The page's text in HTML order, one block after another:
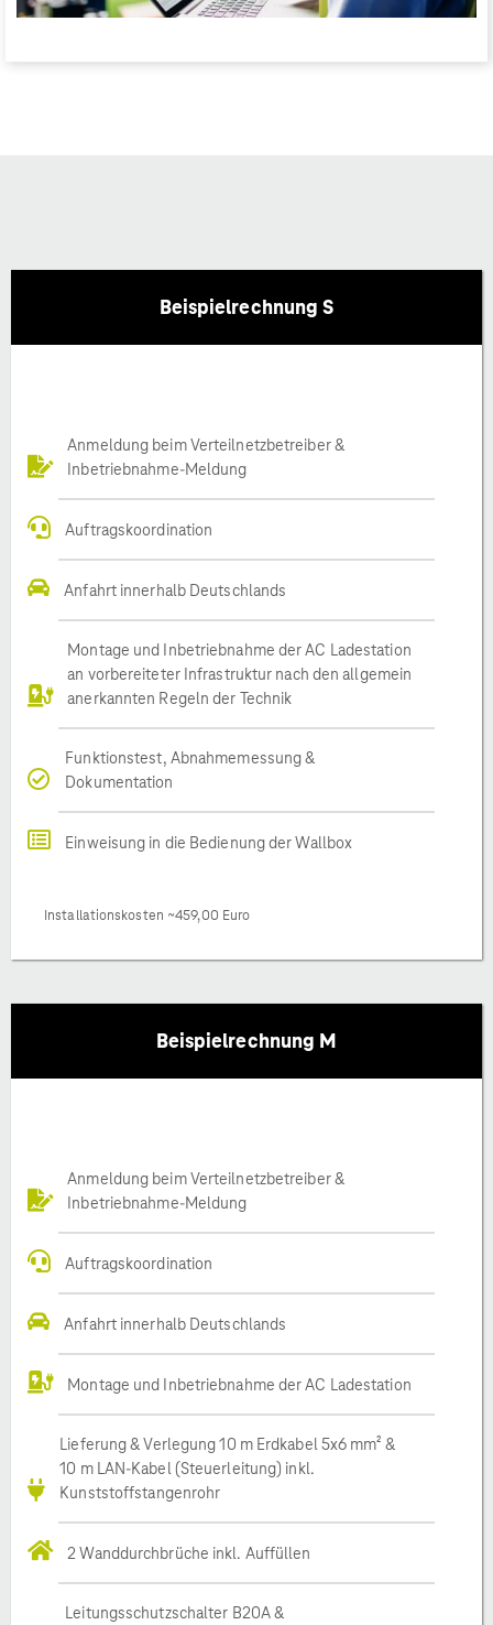
Beispielrechnung S
Anmeldung beim Verteilnetzbetreiber &
Inbetriebnahme-Meldung
Auftragskoordination
Anfahrt innerhalb Deutschlands
Montage und Inbetriebnahme der AC Ladestation
an vorbereiteter Infrastruktur nach den allgemein
anerkannten Regeln der Technik
Funktionstest, Abnahmemessung &
Dokumentation
Einweisung in die Bedienung der Wallbox
Installationskosten ~459,00 Euro
Beispielrechnung M
Anmeldung beim Verteilnetzbetreiber &
Inbetriebnahme-Meldung
Auftragskoordination
Anfahrt innerhalb Deutschlands
Montage und Inbetriebnahme der AC Ladestation
Lieferung & Verlegung 10 m Erdkabel 5x6 mm² &
10 m LAN-Kabel (Steuerleitung) inkl.
Kunststoffstangenrohr
2 Wanddurchbrüche inkl. Auffüllen
Leitungsschutzschalter B20A &